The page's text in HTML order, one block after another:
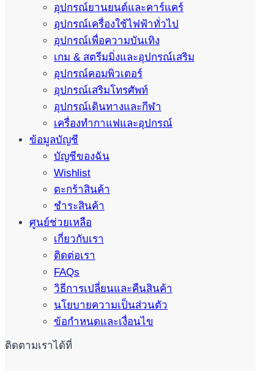
อุปกรณ์ยานยนต์และคาร์แคร์
อุปกรณ์เครื่องใช้ไฟฟ้าทั่วไป
อุปกรณ์เพื่อความบันเทิง
เกม & สตรีมมิ่งและอุปกรณ์เสริม
อุปกรณ์คอมพิวเตอร์
อุปกรณ์เสริมโทรศัพท์
อุปกรณ์เดินทางและกีฬา
เครื่องทำกาแฟและอุปกรณ์
ข้อมูลบัญชี
บัญชีของฉัน
Wishlist
ตะกร้าสินค้า
ชำระสินค้า
ศูนย์ช่วยเหลือ
เกี่ยวกับเรา
ติดต่อเรา
FAQs
วิธีการเปลี่ยนและคืนสินค้า
นโยบายความเป็นส่วนตัว
ข้อกำหนดและเงื่อนไข
ติดตามเราได้ที่